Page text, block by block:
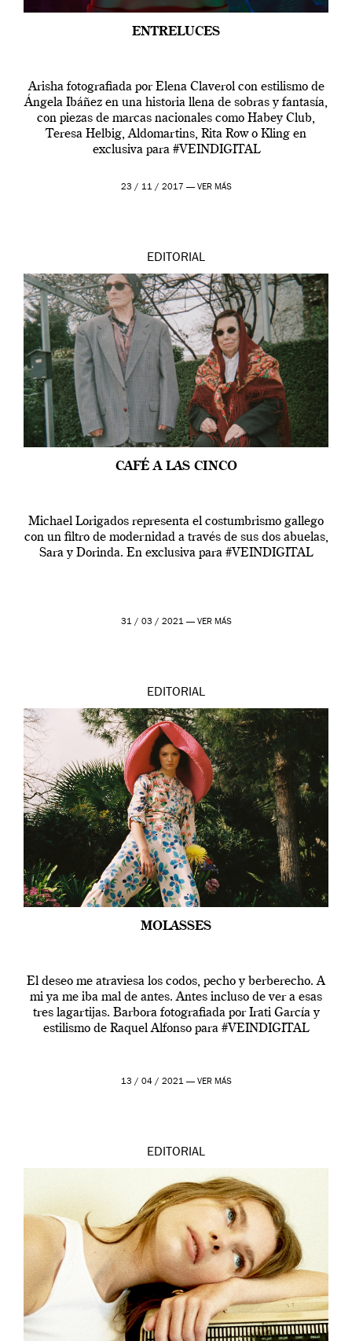
ENTRELUCES
Arisha fotografiada por Elena Claverol con estilismo de
Ángela Ibáñez en una historia llena de sobras y fantasía,
con piezas de marcas nacionales como Habey Club,
Teresa Helbig, Aldomartins, Rita Row o Kling en
exclusiva para #VEINDIGITAL
23 / 11 / 2017 — VER MÁS
EDITORIAL
CAFÉ A LAS CINCO
Michael Lorigados representa el costumbrismo gallego
con un filtro de modernidad a través de sus dos abuelas,
Sara y Dorinda. En exclusiva para #VEINDIGITAL
31 / 03 / 2021 — VER MÁS
EDITORIAL
MOLASSES
El deseo me atraviesa los codos, pecho y berberecho. A
mi ya me iba mal de antes. Antes incluso de ver a esas
tres lagartijas. Barbora fotografiada por Irati García y
estilismo de Raquel Alfonso para #VEINDIGITAL
13 / 04 / 2021 — VER MÁS
EDITORIAL